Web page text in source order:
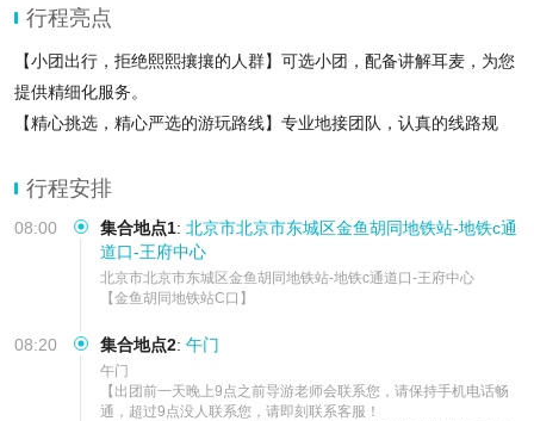
行程亮点
【小团出行，拒绝熙熙攘攘的人群】可选小团，配备讲解耳麦，为您
提供精细化服务。
【精心挑选，精心严选的游玩路线】专业地接团队，认真的线路规
【舒适温馨，优质高效的服务体验】24h在线客服，随时聆听您的需
求，随时解决您的问题
行程安排
08:00 集合地点1: 北京市北京市东城区金鱼胡同地铁站-地铁c通
道口-王府中心
北京市北京市东城区金鱼胡同地铁站-地铁c通道口-王府中心
【金鱼胡同地铁站C口】
08:20 集合地点2: 午门
午门
【出团前一天晚上9点之前导游老师会联系您，请保持手机电话畅
通，超过9点没人联系您，请即刻联系客服！